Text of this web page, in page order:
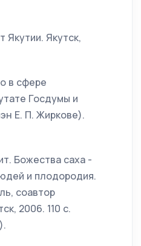
Якутии. Якутск,
в сфере
Госдумы и
Е. П. Жиркове).
Божества саха -
и плодородия.
соавтор
2006. 110 с.